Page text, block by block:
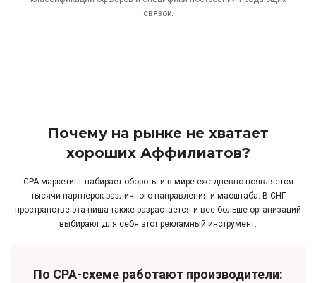
связок.
Почему на рынке не хватает
хороших Аффилиатов?
CPA-маркетинг набирает обороты и в мире ежедневно появляется
тысячи партнерок различного направления и масштаба. В СНГ
пространстве эта ниша также разрастается и все больше организаций
выбирают для себя этот рекламный инструмент.
По CPA-схеме работают производители: